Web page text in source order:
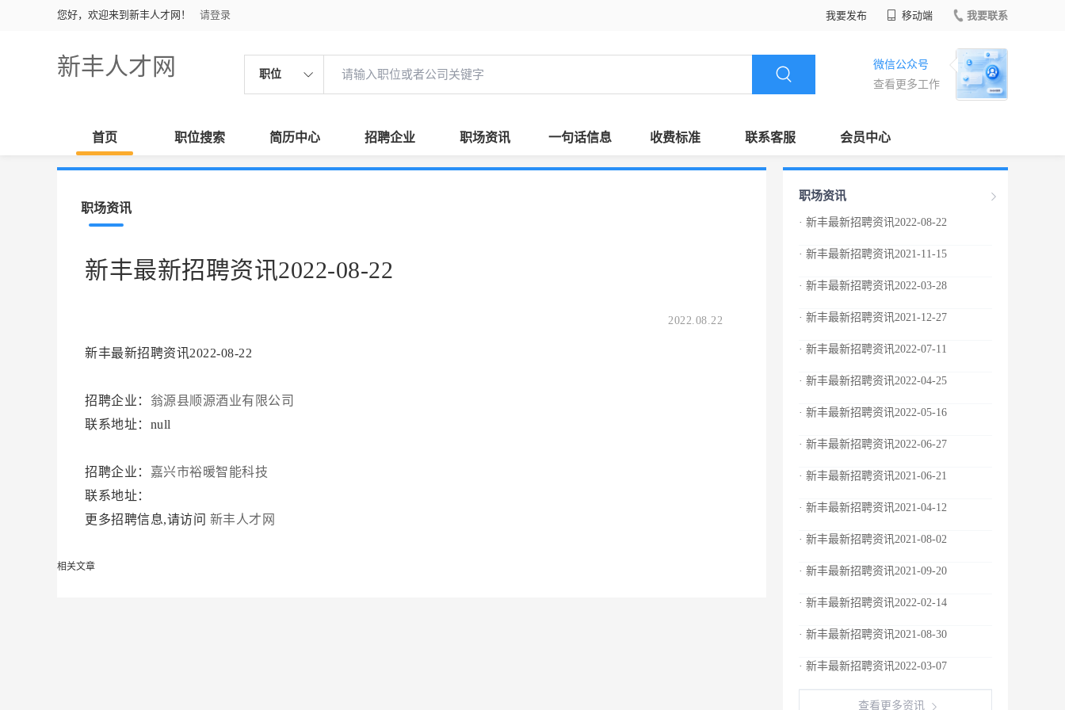
您好，欢迎来到新丰人才网！ 请登录 我要发布 移动端 我要联系
新丰人才网 职位
微信公众号
查看更多工作
首页 职位搜索 简历中心 招聘企业 职场资讯 一句话信息 收费标准 联系客服 会员中心
职场资讯
新丰最新招聘资讯2022-08-22
2022.08.22
新丰最新招聘资讯2022-08-22
招聘企业： 翁源县顺源酒业有限公司
联系地址：null
招聘企业： 嘉兴市裕暖智能科技
联系地址：
更多招聘信息,请访问 新丰人才网
相关文章
职场资讯
· 新丰最新招聘资讯2022-08-22
· 新丰最新招聘资讯2021-11-15
· 新丰最新招聘资讯2022-03-28
· 新丰最新招聘资讯2021-12-27
· 新丰最新招聘资讯2022-07-11
· 新丰最新招聘资讯2022-04-25
· 新丰最新招聘资讯2022-05-16
· 新丰最新招聘资讯2022-06-27
· 新丰最新招聘资讯2021-06-21
· 新丰最新招聘资讯2021-04-12
· 新丰最新招聘资讯2021-08-02
· 新丰最新招聘资讯2021-09-20
· 新丰最新招聘资讯2022-02-14
· 新丰最新招聘资讯2021-08-30
· 新丰最新招聘资讯2022-03-07
查看更多资讯